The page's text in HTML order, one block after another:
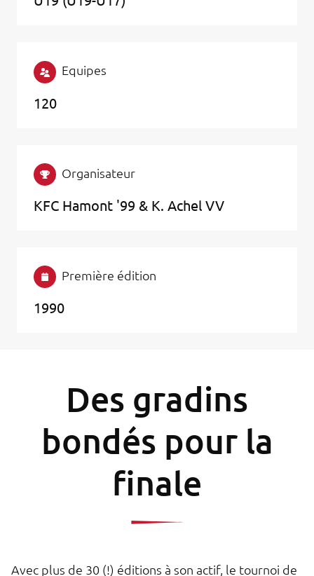
Equipes
120
Organisateur
KFC Hamont '99 & K. Achel VV
Première édition
1990
Des gradins
bondés pour la
finale
Avec plus de 30 (!) éditions à son actif, le tournoi de